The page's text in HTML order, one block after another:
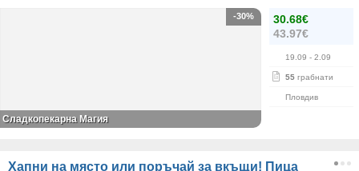
30.68€
43.97€
19.09 - 2.09
55 грабнати
Пловдив
-30%
Сладкопекарна Магия
Хапни на място или поръчай за вкъщи! Пица